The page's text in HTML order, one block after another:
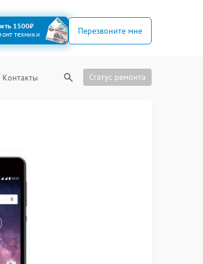
1500₽
техники
Перезвоните мне
Контакты Статус ремонта